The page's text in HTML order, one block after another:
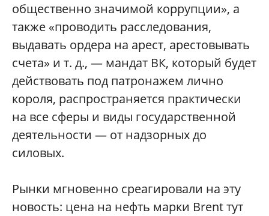
общественно значимой коррупции», а
также «проводить расследования,
выдавать ордера на арест, арестовывать
счета» и т. д., — мандат ВК, который будет
действовать под патронажем лично
короля, распространяется практически
на все сферы и виды государственной
деятельности — от надзорных до
силовых.
Рынки мгновенно среагировали на эту
новость: цена на нефть марки Brent тут